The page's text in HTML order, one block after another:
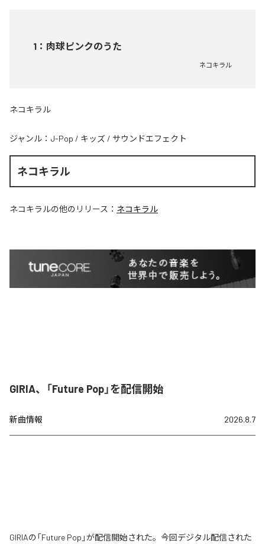
1 ： 肉球ピンクのうた
ネコキラル
ネコキラル
ジャンル： J-Pop / キッズ / サウンドエフェクト
ネコキラル
ネコキラルの他のリリース： ネコキラル
GIRIA、「Future Pop」を配信開始
新曲情報 2026.8.7
GIRIAの「Future Pop」が配信開始された。今回デジタル配信された